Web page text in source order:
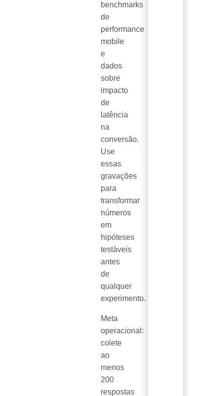
benchmarks
de
performance
mobile
e
dados
sobre
impacto
de
latência
na
conversão.
Use
essas
gravações
para
transformar
números
em
hipóteses
testáveis
antes
de
qualquer
experimento.
Meta
operacional:
colete
ao
menos
200
respostas